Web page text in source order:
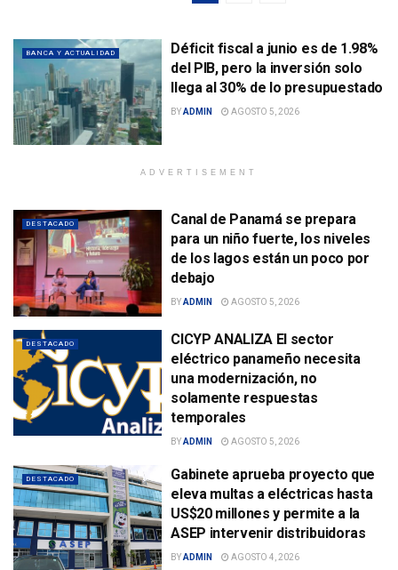
BANCA Y ACTUALIDAD
Déficit fiscal a junio es de 1.98%
del PIB, pero la inversión solo
llega al 30% de lo presupuestado
BYADMIN AGOSTO 5, 2026
ADVERTISEMENT
DESTACADO
Canal de Panamá se prepara
para un niño fuerte, los niveles
de los lagos están un poco por
debajo
BYADMIN AGOSTO 5, 2026
DESTACADO
CICYP ANALIZA El sector
eléctrico panameño necesita
una modernización, no
solamente respuestas
temporales
BYADMIN AGOSTO 5, 2026
DESTACADO
Gabinete aprueba proyecto que
eleva multas a eléctricas hasta
US$20 millones y permite a la
ASEP intervenir distribuidoras
BYADMIN AGOSTO 4, 2026